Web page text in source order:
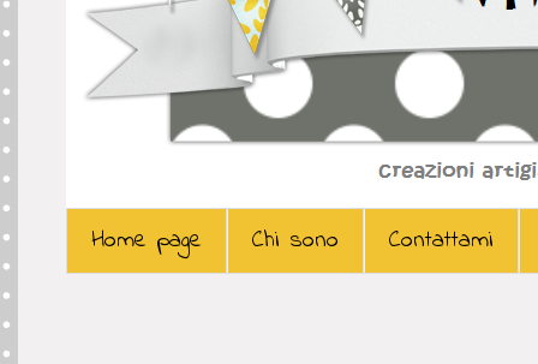
Home page Chi sono Contattami